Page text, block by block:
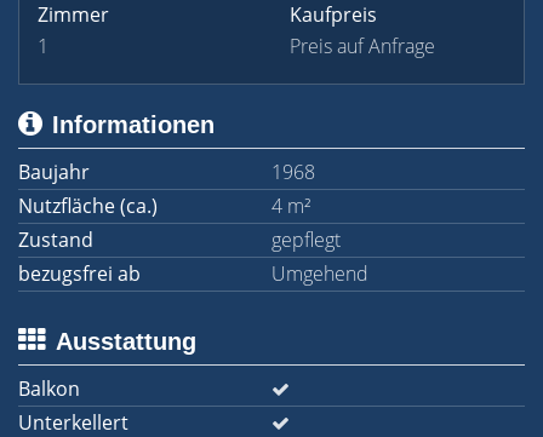
Zimmer
1
Kaufpreis
Preis auf Anfrage
Informationen
Baujahr
1968
Nutzfläche (ca.)
4 m²
Zustand
gepflegt
bezugsfrei ab
Umgehend
Ausstattung
Balkon
Unterkellert